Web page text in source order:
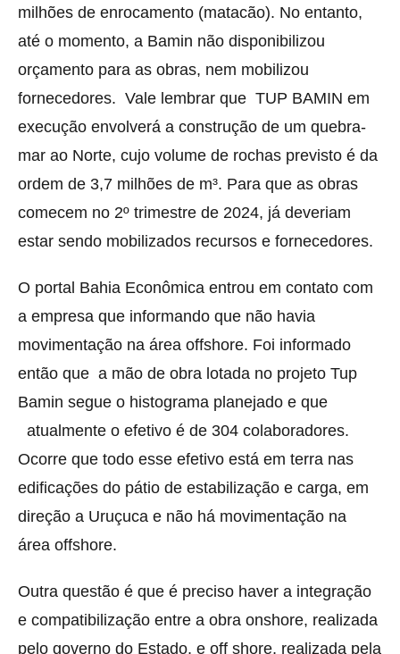
milhões de enrocamento (matacão). No entanto,
até o momento, a Bamin não disponibilizou
orçamento para as obras, nem mobilizou
fornecedores. Vale lembrar que TUP BAMIN em
execução envolverá a construção de um quebra-
mar ao Norte, cujo volume de rochas previsto é da
ordem de 3,7 milhões de m³. Para que as obras
comecem no 2º trimestre de 2024, já deveriam
estar sendo mobilizados recursos e fornecedores.
O portal Bahia Econômica entrou em contato com
a empresa que informando que não havia
movimentação na área offshore. Foi informado
então que a mão de obra lotada no projeto Tup
Bamin segue o histograma planejado e que
atualmente o efetivo é de 304 colaboradores.
Ocorre que todo esse efetivo está em terra nas
edificações do pátio de estabilização e carga, em
direção a Uruçuca e não há movimentação na
área offshore.
Outra questão é que é preciso haver a integração
e compatibilização entre a obra onshore, realizada
pelo governo do Estado, e off shore, realizada pela